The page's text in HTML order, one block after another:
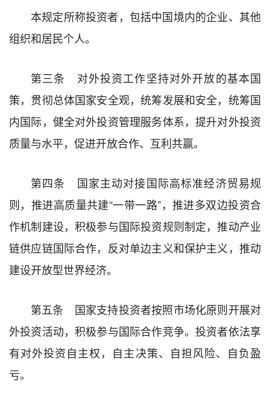
本规定所称投资者，包括中国境内的企业、其他
组织和居民个人。
第三条 对外投资工作坚持对外开放的基本国
策，贯彻总体国家安全观，统筹发展和安全，统筹国
内国际，健全对外投资管理服务体系，提升对外投资
质量与水平，促进开放合作、互利共赢。
第四条 国家主动对接国际高标准经济贸易规
则，推进高质量共建“一带一路”，推进多双边投资合
作机制建设，积极参与国际投资规则制定，推动产业
链供应链国际合作，反对单边主义和保护主义，推动
建设开放型世界经济。
第五条 国家支持投资者按照市场化原则开展对
外投资活动，积极参与国际合作竞争。投资者依法享
有对外投资自主权，自主决策、自担风险、自负盈
亏。